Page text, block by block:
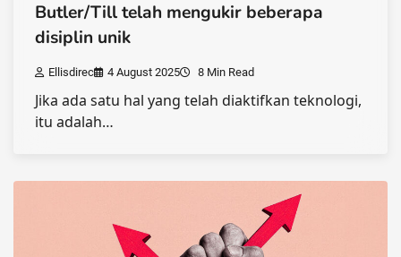
Butler/Till telah mengukir beberapa
disiplin unik
Ellisdirec 4 August 2025 8 Min Read
Jika ada satu hal yang telah diaktifkan teknologi,
itu adalah…